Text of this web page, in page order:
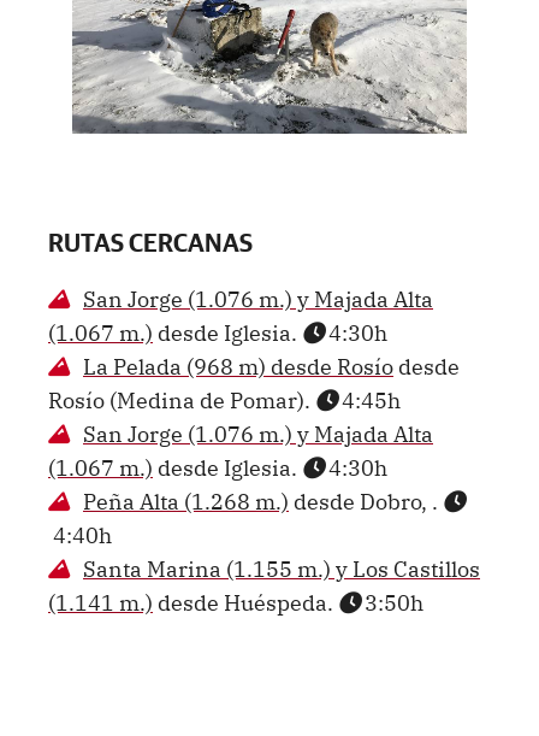
RUTAS CERCANAS
San Jorge (1.076 m.) y Majada Alta
(1.067 m.) desde Iglesia.
4:30h
La Pelada (968 m) desde Rosío desde
Rosío (Medina de Pomar).
4:45h
San Jorge (1.076 m.) y Majada Alta
(1.067 m.) desde Iglesia.
4:30h
Peña Alta (1.268 m.) desde Dobro, .
4:40h
Santa Marina (1.155 m.) y Los Castillos
(1.141 m.) desde Huéspeda. 3:50h